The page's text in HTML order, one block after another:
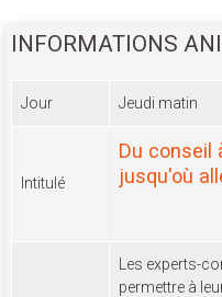
INFORMATIONS
Jour Jeudi matin
Intitulé
Du conseil
jusqu'où
Les experts-
permettre à